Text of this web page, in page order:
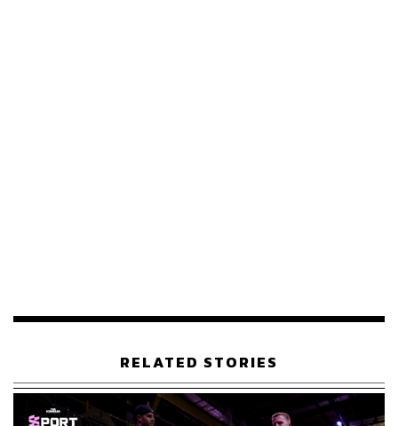
เรื่องสุดท้ายคือ การกลับมาเปิดอย่างแข็งแรง นอกเหนือ
มาตรการความปลอดภัย การทำ Social Distancing ทำให้
Capacity ลดลง 50% ยังมีการปรับแผนแพ็กเกจให้เข้ากับ
ทิศทางพฤติกรรมของเมมเบอร์ โดยเปิดโอกาสให้ปรับแพ็กเก
RELATED STORIES